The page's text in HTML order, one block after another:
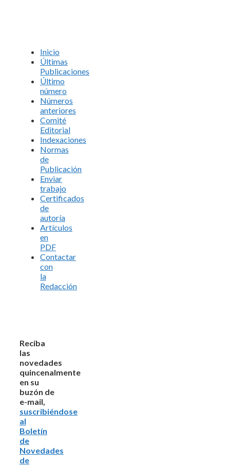
Inicio
Últimas
Publicaciones
Último
número
Números
anteriores
Comité
Editorial
Indexaciones
Normas
de
Publicación
Enviar
trabajo
Certificados
de
autoría
Artículos
en
PDF
Contactar
con
la
Redacción
Reciba
las
novedades
quincenalmente
en su
buzón de
e-mail,
suscribiéndose
al
Boletín
de
Novedades
de